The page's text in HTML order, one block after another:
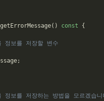
getErrorMessage( ) const {
보를 저장할 변수
;
보를 저장하는 방법을 모르겠습